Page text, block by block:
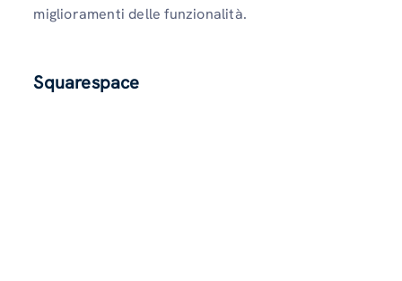
miglioramenti delle funzionalità.
Squarespace